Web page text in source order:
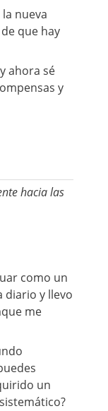
nueva
que hay
ahora sé
y
hacia las
como un
diario y llevo
me
un